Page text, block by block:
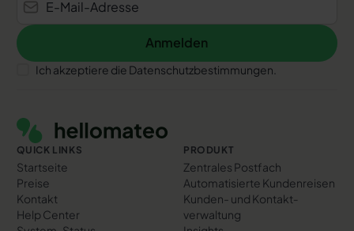
Anmelden
Anmelden
Ich akzeptiere die Datenschutzbestimmungen.
QUICK LINKS
Startseite
Preise
Kontakt
Help Center
PRODUKT
Zentrales Postfach
Automatisierte Kundenreisen
Kunden- und Kontakt­
verwaltung